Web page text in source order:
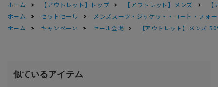
ホーム 【アウトレット】トップ 【アウトレット】メンズ
ホーム
セットセール
メンズスーツ・ジャケット・コート・フォ
ホーム
キャンペーン セール会場 【アウトレット】メンズ